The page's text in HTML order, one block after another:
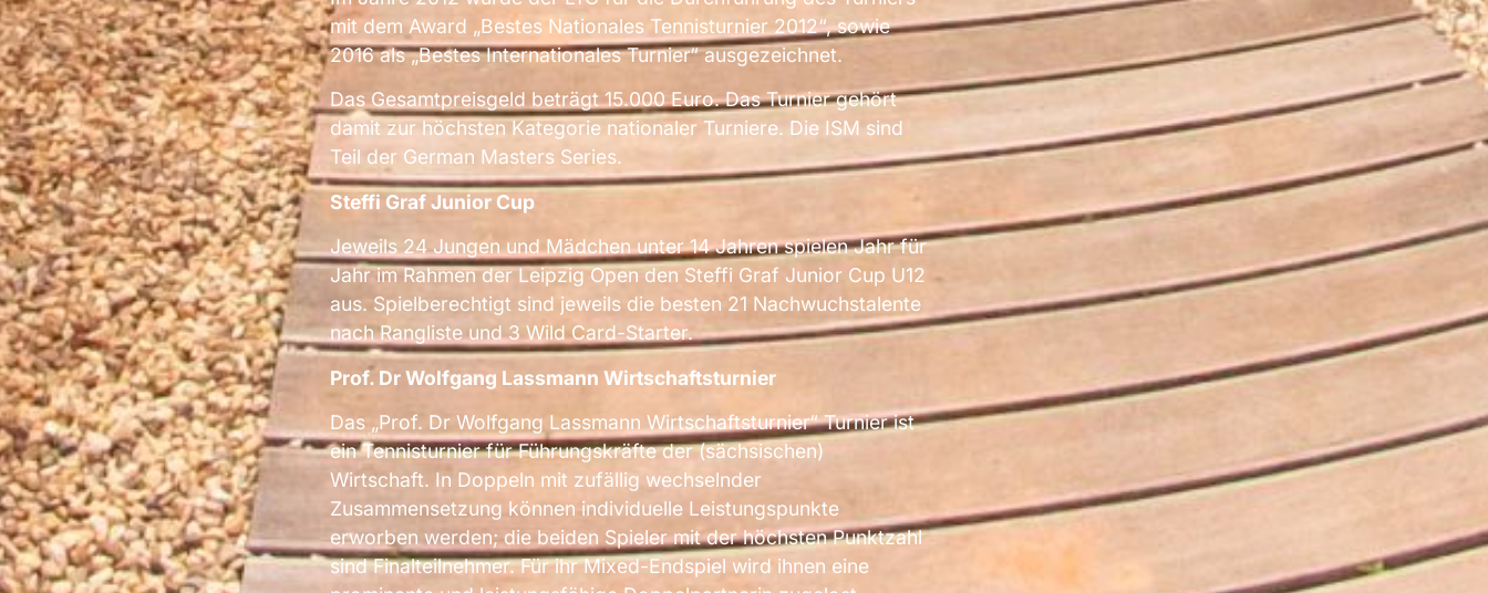
mit dem Award „Bestes Nationales Tennisturnier 2012“, sowie
2016 als „Bestes Internationales Turnier“ ausgezeichnet.
Das Gesamtpreisgeld beträgt 15.000 Euro. Das Turnier gehört
damit zur höchsten Kategorie nationaler Turniere. Die ISM sind
Teil der German Masters Series.
Steffi Graf Junior Cup
Jeweils 24 Jungen und Mädchen unter 14 Jahren spielen Jahr für
Jahr im Rahmen der Leipzig Open den Steffi Graf Junior Cup U12
aus. Spielberechtigt sind jeweils die besten 21 Nachwuchstalente
nach Rangliste und 3 Wild Card-Starter.
Prof. Dr Wolfgang Lassmann Wirtschaftsturnier
Das „Prof. Dr Wolfgang Lassmann Wirtschaftsturnier“ Turnier ist
ein Tennisturnier für Führungskräfte der (sächsischen)
Wirtschaft. In Doppeln mit zufällig wechselnder
Zusammensetzung können individuelle Leistungspunkte
erworben werden; die beiden Spieler mit der höchsten Punktzahl
sind Finalteilnehmer. Für ihr Mixed-Endspiel wird ihnen eine